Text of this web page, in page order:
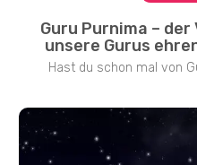
Guru Purnima –
unsere Gurus
Hast du schon mal von